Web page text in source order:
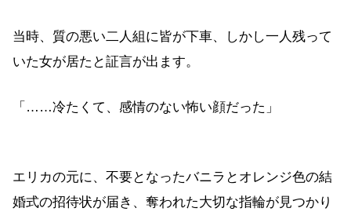
当時、質の悪い二人組に皆が下車、しかし一人残って
いた女が居たと証言が出ます。
「……冷たくて、感情のない怖い顔だった」
エリカの元に、不要となったバニラとオレンジ色の結
婚式の招待状が届き、奪われた大切な指輪が見つかり